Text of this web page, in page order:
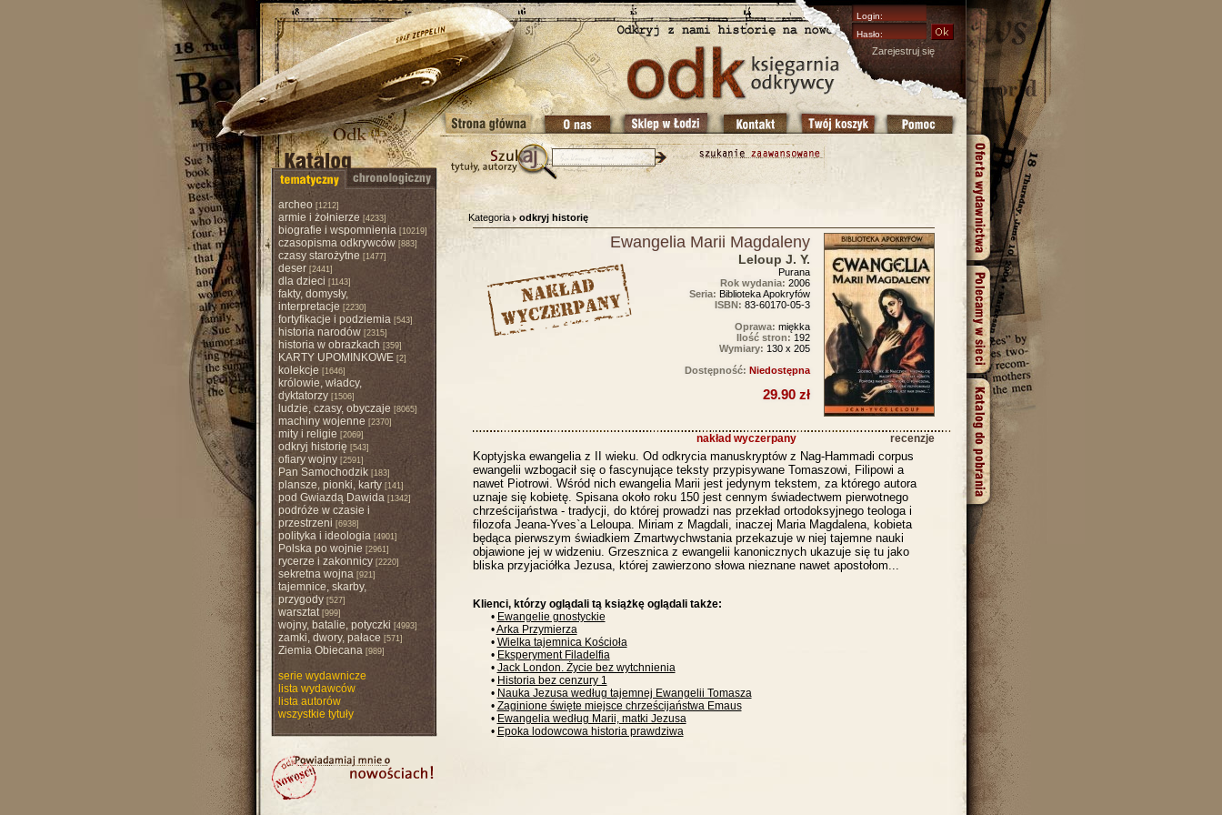
Zarejestruj się
archeo [1212]
armie i żołnierze [4233]
biografie i wspomnienia[10219]
czasopisma odkrywców[883]
czasy starożytne [1477]
deser[2441]
dla dzieci [1143]
fakty, domysły,
interpretacje [2230]
fortyfikacje i podziemia[543]
historia narodów[2315]
historia w obrazkach [359]
KARTY UPOMINKOWE[2]
kolekcje [1646]
królowie, władcy,
dyktatorzy[1506]
ludzie, czasy, obyczaje [8065]
machiny wojenne [2370]
mity i religie [2069]
odkryj historię[543]
ofiary wojny[2591]
Pan Samochodzik[183]
plansze, pionki, karty[141]
pod Gwiazdą Dawida[1342]
podróże w czasie i
przestrzeni [6938]
polityka i ideologia[4901]
Polska po wojnie [2961]
rycerze i zakonnicy[2220]
sekretna wojna[921]
tajemnice, skarby,
przygody[527]
warsztat[999]
wojny, batalie, potyczki [4993]
zamki, dwory, pałace [571]
Ziemia Obiecana[989]
serie wydawnicze
lista wydawców
lista autorów
wszystkie tytuły
Kategoria odkryj historię
Ewangelia Marii Magdaleny
Leloup J. Y.
Purana
Rok wydania: 2006
Seria: Biblioteka Apokryfów
ISBN: 83-60170-05-3
Oprawa: miękka
Ilość stron: 192
Wymiary: 130 x 205
Dostępność: Niedostępna
29.90 zł
nakład wyczerpany recenzje
Koptyjska ewangelia z II wieku. Od odkrycia manuskryptów z Nag-Hammadi corpus
ewangelii wzbogacił się o fascynujące teksty przypisywane Tomaszowi, Filipowi a
nawet Piotrowi. Wśród nich ewangelia Marii jest jedynym tekstem, za którego autora
uznaje się kobietę. Spisana około roku 150 jest cennym świadectwem pierwotnego
chrześcijaństwa - tradycji, do której prowadzi nas przekład ortodoksyjnego teologa i
filozofa Jeana-Yves`a Leloupa. Miriam z Magdali, inaczej Maria Magdalena, kobieta
będąca pierwszym świadkiem Zmartwychwstania przekazuje w niej tajemne nauki
objawione jej w widzeniu. Grzesznica z ewangelii kanonicznych ukazuje się tu jako
bliska przyjaciółka Jezusa, której zawierzono słowa nieznane nawet apostołom...
Klienci, którzy oglądali tą książkę oglądali także:
• Ewangelie gnostyckie
•Arka Przymierza
• Wielka tajemnica Kościoła
• Eksperyment Filadelfia
• Jack London. Życie bez wytchnienia
• Historia bez cenzury 1
• Nauka Jezusa według tajemnej Ewangelii Tomasza
• Zaginione święte miejsce chrześcijaństwa Emaus
• Ewangelia według Marii, matki Jezusa
• Epoka lodowcowa historia prawdziwa